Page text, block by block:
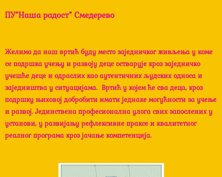
e
o
k
t
r
e
ПУ”Наша радост” Смедерево
Желимо да наш вртић буду место заједничког живљења у коме
се подршка учењу и развоју деце остварује кроз заједничко
учешће деце и одраслих као аутентичних људских односа и
заједништва у ситуацијама. Вртић у којем ће сва деца, кроз
подршку њиховој добробити имати једнаке могућности за учење
и развој. Јединствена професионална улога свих запослених у
установи, у развијању рефлексивне праксе и квалитетног
реалног програма кроз јачање компетенција.